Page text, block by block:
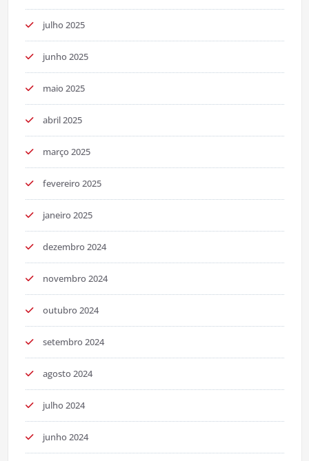
julho 2025
junho 2025
maio 2025
abril 2025
março 2025
fevereiro 2025
janeiro 2025
dezembro 2024
novembro 2024
outubro 2024
setembro 2024
agosto 2024
julho 2024
junho 2024